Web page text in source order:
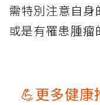
需特別注意自身
或是有罹患腫瘤
💪更多健康